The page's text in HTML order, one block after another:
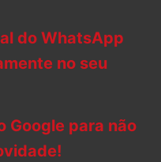
do WhatsApp
no seu
Google para não